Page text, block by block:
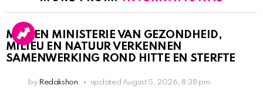
MDC EN MINISTERIE VAN GEZONDHEID,
MILIEU EN NATUUR VERKENNEN
SAMENWERKING ROND HITTE EN STERFTE
by Redakshon updated August 5, 2026, 8:38 pm